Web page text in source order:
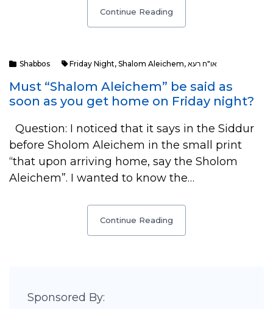
Continue Reading
Shabbos Friday Night, Shalom Aleichem, או"ח רעא
Must “Shalom Aleichem” be said as
soon as you get home on Friday night?
Question: I noticed that it says in the Siddur
before Sholom Aleichem in the small print
“that upon arriving home, say the Sholom
Aleichem”. I wanted to know the…
Continue Reading
Sponsored By: